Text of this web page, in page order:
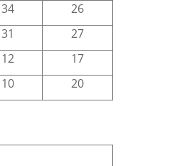
34
26
31
27
12
17
10 20